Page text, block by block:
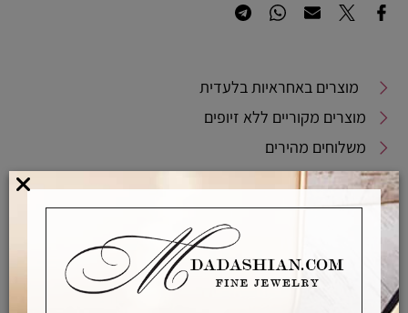
מוצרים באחראיות בלעדית
מוצרים מקוריים ללא זיופים
משלוחים מהירים
אפשרויות החלפה / החזרה
רכישה מאובטחת
אחראיות בלעדית משלוחים מהירים רכישה מאובטחת